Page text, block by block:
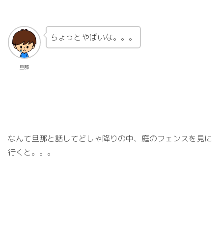
旦那
ちょっとやばいな。。。
なんて旦那と話してどしゃ降りの中、庭のフェンスを見に
行くと。。。